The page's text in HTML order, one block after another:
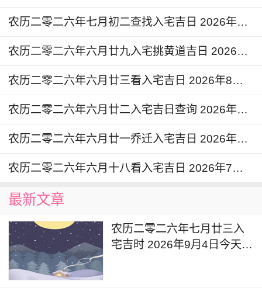
农历二零二六年七月初二查找入宅吉日 2026年8月14日今天是搬家入宅吉日吗
农历二零二六年六月廿九入宅挑黄道吉日 2026年8月11日是不是搬家入宅吉日
农历二零二六年六月廿三看入宅吉日 2026年8月5日可以扮新家吗
农历二零二六年六月廿二入宅吉日查询 2026年8月4日是入宅好日子吗
农历二零二六年六月廿一乔迁入宅吉日 2026年8月3日今天入宅日子好不好
农历二零二六年六月十八看入宅吉日 2026年7月31日今天入宅好不好
最新文章
农历二零二六年七月廿三入
宅吉时 2026年9月4日今天入